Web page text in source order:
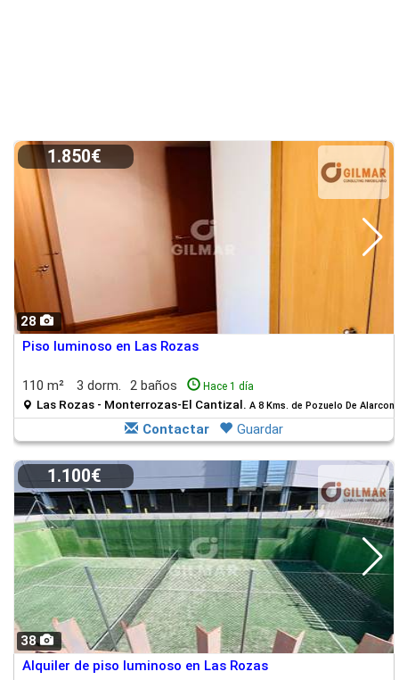
28
1.850€
Piso luminoso en Las Rozas
110 m² 3 dorm. 2 baños Hace 1 día
Las Rozas - Monterrozas-El Cantizal. A 8 Kms. de Pozuelo De Alarcon
Contactar Guardar
38
1.100€
Alquiler de piso luminoso en Las Rozas